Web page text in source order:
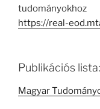
tudományokhoz
https://real-
Publikációs lista:
Magyar